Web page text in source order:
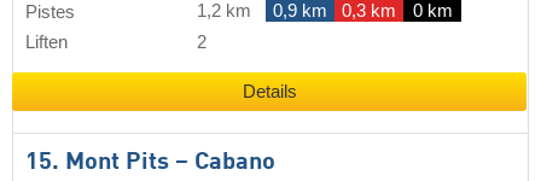
Pistes
1,2 km 0,9 km 0,3 km
0 km
Liften
2
Details
15. Mont Pits – Cabano